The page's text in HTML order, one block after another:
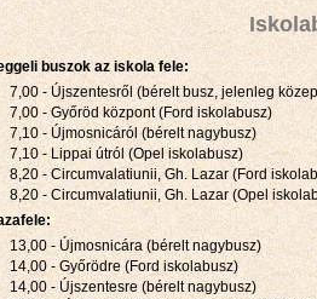
buszok az iskola fele:
7,00 - Újszentesről (bérelt busz, jelenleg
7,00 - Győröd központ (Ford iskolabusz)
7,10 - Újmosnicáról (bérelt nagybusz)
7,10 - Lippai útról (Opel iskolabusz)
8,20 - Circumvalatiunii, Gh. Lazar (Ford
8,20 - Circumvalatiunii, Gh. Lazar (Opel
13,00 - Újmosnicára (bérelt nagybusz)
14,00 - Győrödre (Ford iskolabusz)
14,00 - Újszentesre (bérelt nagybusz)